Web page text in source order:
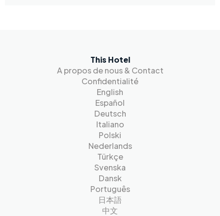
This Hotel
A propos de nous & Contact
Confidentialité
English
Español
Deutsch
Italiano
Polski
Nederlands
Türkçe
Svenska
Dansk
Português
日本語
中文